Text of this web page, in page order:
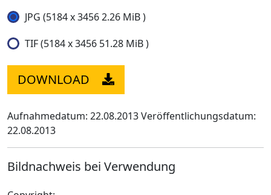
JPG (5184 x 3456 2.26 MiB )
TIF (5184 x 3456 51.28 MiB )
DOWNLOAD
Aufnahmedatum: 22.08.2013Veröffentlichungsdatum:
22.08.2013
Bildnachweis bei Verwendung